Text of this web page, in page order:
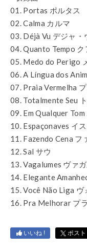
01. Portas ポルタス
02. Calma カルマ
03. Déjà Vu デジャ・
04. Quanto Tempo
05. Medo do Perigo
06. A Língua dos
07. Praia Vermelha
08. Totalmente Seu
09. Em Qualquer
10. Espaçonaves イ
11. Fazendo Cena フ
12. Sal サウ
13. Vagalumes ヴァ
14. Elegante
15. Você Não Liga
16. Pra Melhorar プ
いいね ! ポスト